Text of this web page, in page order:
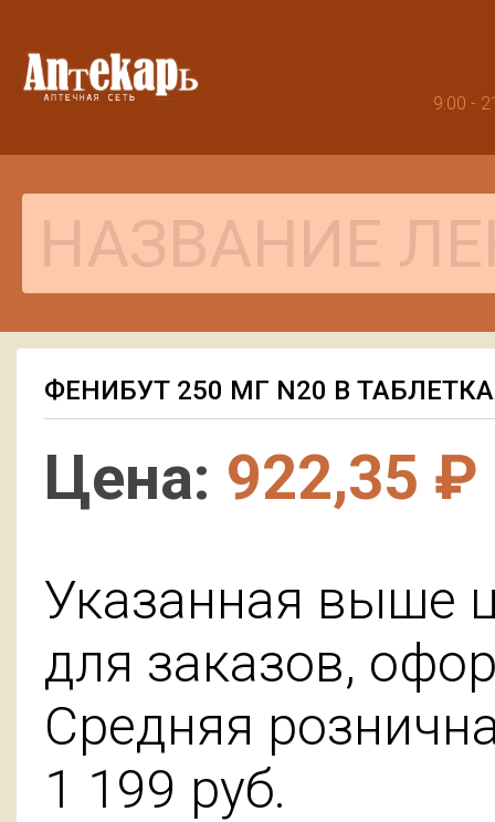
9:00 -
ФЕНИБУТ 250 МГ N20 В
Цена: 922,35 ₽
Указанная выше
для заказов,
Средняя
1 199 руб.